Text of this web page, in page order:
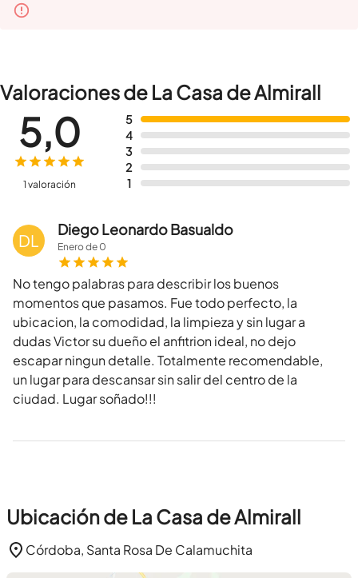
Valoraciones de La Casa de Almirall
5
4
3
2
1
5,0
1 valoración
DL
Diego Leonardo Basualdo
Enerode 0
No tengo palabras para describir los buenos
momentos que pasamos. Fue todo perfecto, la
ubicacion, la comodidad, la limpieza y sin lugar a
dudas Victor su dueño el anfitrion ideal, no dejo
escapar ningun detalle. Totalmente recomendable,
un lugar para descansar sin salir del centro de la
ciudad. Lugar soñado!!!
Ubicación de La Casa de Almirall
Córdoba, Santa Rosa De Calamuchita